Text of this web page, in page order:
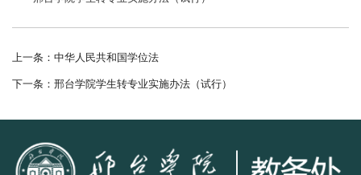
上一条： 中华人民共和国学位法
下一条： 邢台学院学生转专业实施办法（试行）